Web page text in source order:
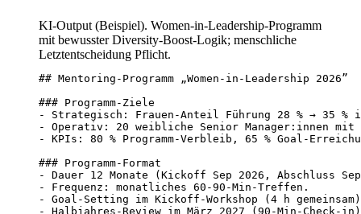
KI-Output (Beispiel). Women-in-Leadership-Programm
mit bewusster Diversity-Boost-Logik; menschliche
Letztentscheidung Pflicht.
## Mentoring-Programm „Women-in-Leadership 2026”
### Programm-Ziele
- Strategisch: Frauen-Anteil Führung 28 % → 35 %
- Operativ: 20 weibliche Senior Manager:innen mit
- KPIs: 80 % Programm-Verbleib, 65 % Goal-
### Programm-Format
- Dauer 12 Monate (Kickoff Sep 2026, Abschluss
- Frequenz: monatliches 60-90-Min-Treffen.
- Goal-Setting im Kickoff-Workshop (4 h
- Halbjahres-Review im März 2027 (90-Min-Check-